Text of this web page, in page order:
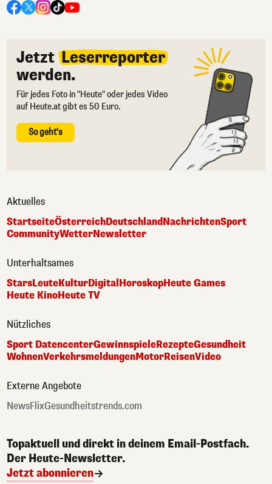
Jetzt Leserreporter
werden.
Für jedes Foto in "Heute" oder jedes Video
auf Heute.at gibt es 50 Euro.
So geht's
Aktuelles
StartseiteÖsterreichDeutschlandNachrichtenSport
CommunityWetterNewsletter
Unterhaltsames
StarsLeuteKulturDigital HoroskopHeute Games
Heute KinoHeute TV
Nützliches
Sport DatencenterGewinnspieleRezepteGesundheit
WohnenVerkehrsmeldungenMotorReisenVideo
Externe Angebote
NewsFlixGesundheitstrends.com
Topaktuell und direkt in deinem Email-Postfach.
Der Heute-Newsletter.
Jetzt abonnieren